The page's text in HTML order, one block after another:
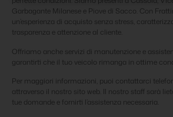
Garbagante Milanese e Piove di Sacco. Con
un’esperienza di acquisto senza stress,
trasparenza e attenzione al cliente.
Offriamo anche servizi di manutenzione e
garantirti che il tuo veicolo rimanga in ottime
Per maggiori informazioni, puoi contattarci
attraverso il nostro sito web. Il nostro staff sarà
tue domande e fornirti l’assistenza necessaria.